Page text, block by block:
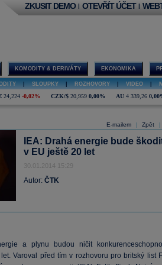
ZKUSIT DEMO | OTEVŘÍT ÚČET |
KOMODITY & DERIVÁTY EKONOMIKA
SLOUPKY ROZHOVORY VIDEO
24,224 -0,02% CZK/$ 20,959 0,00% AU 4 339,26
E-mailem Zpět
IEA: Drahá energie bude
v EU ještě 20 let
30.01.2014 15:29
Autor: ČTK
a plynu budou ničit
Varoval před tím v rozhovoru pro britský list